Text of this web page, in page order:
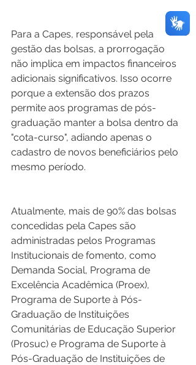
Para a Capes, responsável pela
gestão das bolsas, a prorrogação
não implica em impactos financeiros
adicionais significativos. Isso ocorre
porque a extensão dos prazos
permite aos programas de pós-
graduação manter a bolsa dentro da
"cota-curso", adiando apenas o
cadastro de novos beneficiários pelo
mesmo período.
Atualmente, mais de 90% das bolsas
concedidas pela Capes são
administradas pelos Programas
Institucionais de fomento, como
Demanda Social, Programa de
Excelência Acadêmica (Proex),
Programa de Suporte à Pós-
Graduação de Instituições
Comunitárias de Educação Superior
(Prosuc) e Programa de Suporte à
Pós-Graduação de Instituições de